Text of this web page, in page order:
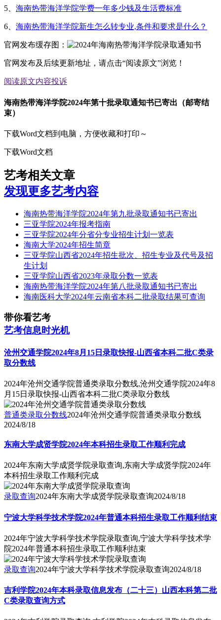
5、 海南热带海洋学院学费一年多少钱及生活费标准
6、 海南热带海洋学院新生怎么转专业,条件和要求是什么？
官网发布缓存图：
官网发布及后续更新地址，请点击“阅读原文”浏览！
阅读原文内容投诉
海南热带海洋学院2024年第十批录取通知书已寄出（邮寄结
束）
下载Word文档到电脑，方便收藏和打印～
下载Word文档
艺考相关文章
发现更多艺考内容
海南热带海洋学院2024年第九批录取通知书已寄出
三亚学院2024年报考指南
三亚学院2024年分省分专业招生计划一览表
海南大学2024年招生简章
三亚学院山西省2024年招生批次、招生专业及代号及招
生计划
三亚学院山西省2023年录取分数一览表
海南热带海洋学院2024年第八批录取通知书已寄出
海南医科大学2024年云南省本科二批录取结果可查询
带你看艺考
艺考信息时光机
沧州交通学院2024年8月15日录取快报-山西省本科二批C类录
取分数线
2024年沧州交通学院普通类录取分数线,沧州交通学院2024年8
月15日录取快报-山西省本科二批C类录取分数线
普通类录取分数线2024年沧州交通学院普通类录取分数线
2024/8/18
东南大学成贤学院2024年本科招生录取工作顺利完成
2024年东南大学成贤学院录取查询,东南大学成贤学院2024年
本科招生录取工作顺利完成
录取查询2024年东南大学成贤学院录取查询2024/8/18
宁波大学科学技术学院2024年普通本科招生录取工作顺利结束
2024年宁波大学科学技术学院录取查询,宁波大学科学技术学
院2024年普通本科招生录取工作顺利结束
录取查询2024年宁波大学科学技术学院录取查询2024/8/18
吉利学院2024年本科录取信息发布（二十三）山西本科第二批
C类录取查询方式